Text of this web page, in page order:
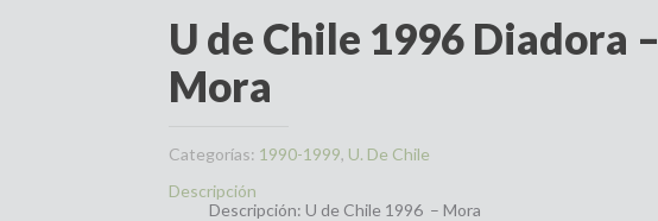
U de Chile 1996 Diadora –
Mora
Categorías: 1990-1999, U. De Chile
Descripción
Descripción: U de Chile 1996 – Mora